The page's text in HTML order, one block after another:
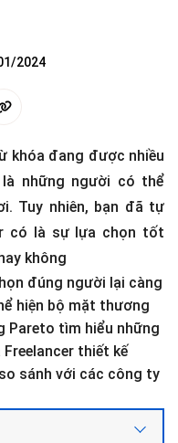
2024
khóa đang được nhiều
những người có thể
Tuy nhiên, bạn đã tự
có là sự lựa chọn tốt
không
đúng người lại càng
hiện bộ mặt thương
Pareto tìm hiểu những
thiết kế
sánh với các công ty